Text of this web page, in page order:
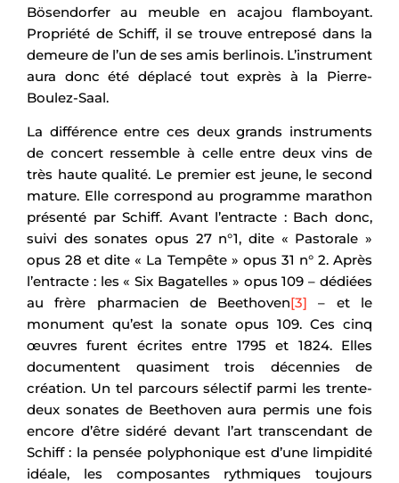
Bösendorfer au meuble en acajou flamboyant.
Propriété de Schiff, il se trouve entreposé dans la
demeure de l’un de ses amis berlinois. L’instrument
aura donc été déplacé tout exprès à la Pierre-
Boulez-Saal.
La différence entre ces deux grands instruments
de concert ressemble à celle entre deux vins de
très haute qualité. Le premier est jeune, le second
mature. Elle correspond au programme marathon
présenté par Schiff. Avant l’entracte : Bach donc,
suivi des sonates opus 27 n°1, dite « Pastorale »
opus 28 et dite « La Tempête » opus 31 n° 2. Après
l’entracte : les « Six Bagatelles » opus 109 – dédiées
au frère pharmacien de Beethoven[3] – et le
monument qu’est la sonate opus 109. Ces cinq
œuvres furent écrites entre 1795 et 1824. Elles
documentent quasiment trois décennies de
création. Un tel parcours sélectif parmi les trente-
deux sonates de Beethoven aura permis une fois
encore d’être sidéré devant l’art transcendant de
Schiff : la pensée polyphonique est d’une limpidité
idéale, les composantes rythmiques toujours